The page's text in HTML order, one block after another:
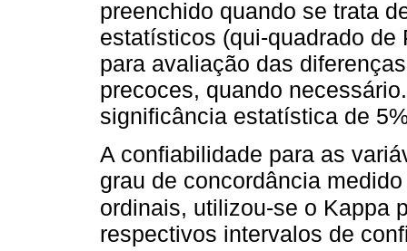
preenchido quando se trata
estatísticos (qui-quadrado
para avaliação das
precoces, quando
significância estatística de
A confiabilidade para as
grau de concordância
ordinais, utilizou-se o Kappa
respectivos intervalos de